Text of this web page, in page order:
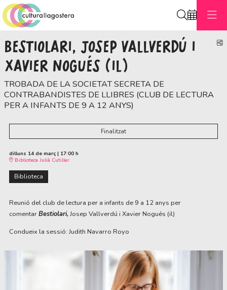
BESTIOLARI, JOSEP VALLVERDÚ I
XAVIER NOGUÉS (IL)
TROBADA DE LA SOCIETAT SECRETA DE
CONTRABANDISTES DE LLIBRES (CLUB DE LECTURA
PER A INFANTS DE 9 A 12 ANYS)
Finalitzat
dilluns 14 de març | 17:00 h
Biblioteca Julià Cutiller
Biblioteca
Reunió del club de lectura per a infants de 9 a 12 anys per
comentarBestiolari, Josep Vallverdú i Xavier Nogués (il)
Condueix la sessió: Judith Navarro Royo